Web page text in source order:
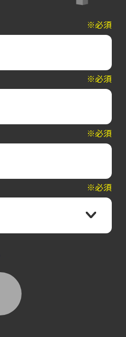
※必須
※必須
※必須
※必須